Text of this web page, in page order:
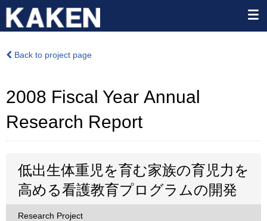
Back to project page
2008 Fiscal Year Annual
Research Report
低出生体重児を育む家族の育児力を
高める看護教育プログラムの開発
Research Project